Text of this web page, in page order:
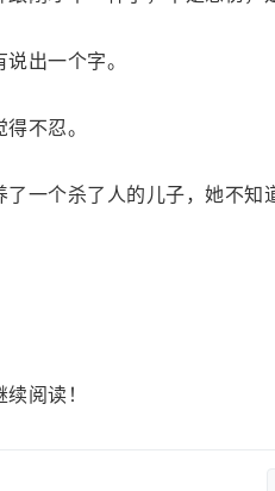
出一个字。
不忍。
一个杀了人的儿子，她不知
阅读！